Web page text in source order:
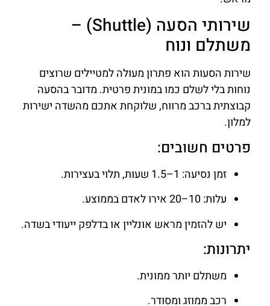
שירותי הסעה (Shuttle) –
משתלם ונוח
שירות הסעות הוא פתרון מעולה למטיילים שרוצים
נוחות בלי לשלם כמו במונית פרטית. מדובר בהסעה
קבוצתית ברכב מרווח, שלוקחת אתכם מהשדה ישירות
למלון.
פרטים חשובים:
זמן נסיעה: 1–1.5 שעות, תלוי בעצירות.
עלות: 10–20 אירו לאדם בממוצע.
יש להזמין מראש אונליין או בדלפק ייעודי בשדה.
יתרונות:
משתלם יותר ממונית.
רכב ממוזג ומסודר.